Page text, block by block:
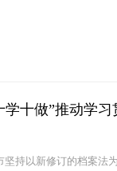
学十做”推动学
坚持以新修订的档案法